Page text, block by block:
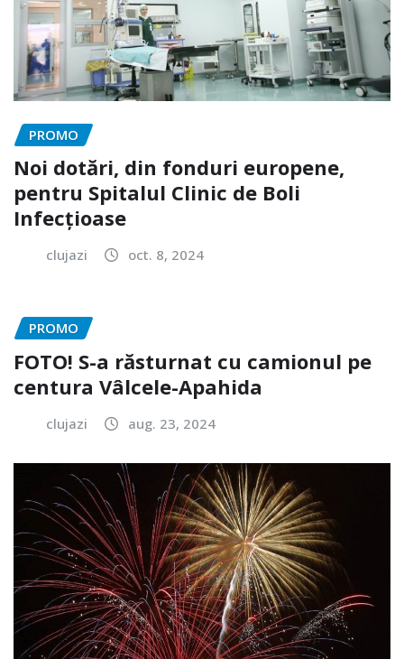
PROMO
Noi dotări, din fonduri europene,
pentru Spitalul Clinic de Boli
Infecțioase
clujazi oct. 8, 2024
PROMO
FOTO! S-a răsturnat cu camionul pe
centura Vâlcele-Apahida
clujazi aug. 23, 2024